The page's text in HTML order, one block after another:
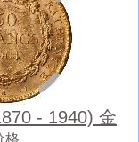
- 1940) 金